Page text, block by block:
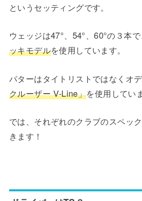
というセッティングです。
ウェッジは47°、54°、60°の３本
ッキモデルを使用しています。
パターはタイトリストではなくオ
クルーザー V-Line」を使用してい
では、それぞれのクラブのスペッ
きます！